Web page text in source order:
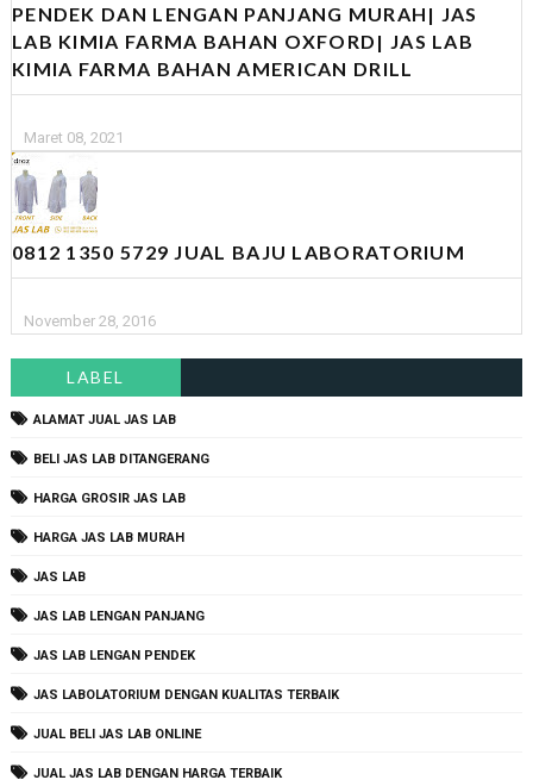
PENDEK DAN LENGAN PANJANG MURAH| JAS
LAB KIMIA FARMA BAHAN OXFORD| JAS LAB
KIMIA FARMA BAHAN AMERICAN DRILL
Maret 08, 2021
0812 1350 5729 JUAL BAJU LABORATORIUM
November 28, 2016
LABEL
ALAMAT JUAL JAS LAB
BELI JAS LAB DITANGERANG
HARGA GROSIR JAS LAB
HARGA JAS LAB MURAH
JAS LAB
JAS LAB LENGAN PANJANG
JAS LAB LENGAN PENDEK
JAS LABOLATORIUM DENGAN KUALITAS TERBAIK
JUAL BELI JAS LAB ONLINE
JUAL JAS LAB DENGAN HARGA TERBAIK